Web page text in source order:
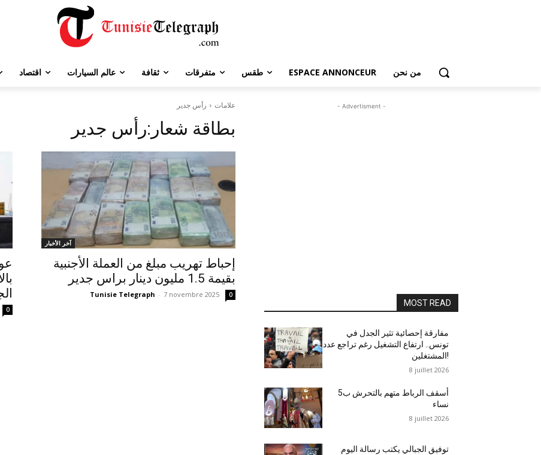
اقتصاد عالم السيارات ثقافة متفرقات طقس ESPACE ANNONCEUR من نحن
علامات رأس جدير
بطاقة شعار:رأس جدير
0
آخر الأخبار
إحباط تهريب مبلغ من العملة الأجنبية
بقيمة 1.5 مليون دينار براس جدير
Tunisie Telegraph - 7 novembre 2025 0
- Advertisment -
MOST READ
مفارقة إحصائية تثير الجدل في
تونس.. ارتفاع التشغيل رغم تراجع عدد
المشتغلين!
8 juillet 2026
أسقف الرباط متهم بالتحرش ب5
نساء
8 juillet 2026
توفيق الجبالي يكتب رسالة اليوم